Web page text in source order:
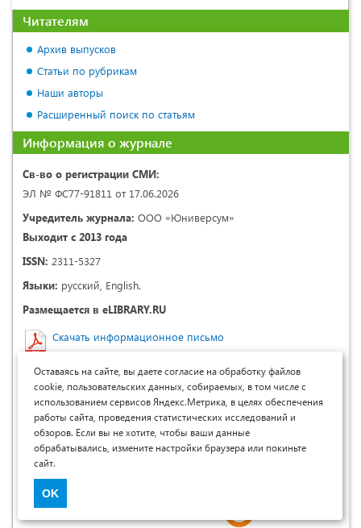
Читателям
Архив выпусков
Статьи по рубрикам
Наши авторы
Расширенный поиск по статьям
Информация о журнале
Св-во о регистрации СМИ:
ЭЛ № ФС77-91811 от 17.06.2026
Учредитель журнала: ООО «Юниверсум»
Выходит с 2013 года
ISSN: 2311-5327
Языки: русский, English.
Размещается в eLIBRARY.RU
Скачать информационное письмо
Оставаясь на сайте, вы даете согласие на обработку файлов
cookie, пользовательских данных, собираемых, в том числе с
использованием сервисов Яндекс.Метрика, в целях обеспечения
работы сайта, проведения статистических исследований и
обзоров. Если вы не хотите, чтобы ваши данные
обрабатывались, измените настройки браузера или покиньте
сайт.
OK